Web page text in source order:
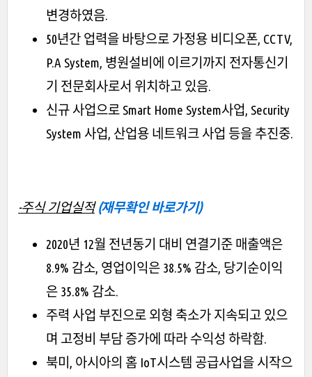
변경하였음.
50년간 업력을 바탕으로 가정용 비디오폰, CCTV,
P.A System, 병원설비에 이르기까지 전자통신기
기 전문회사로서 위치하고 있음.
신규 사업으로 Smart Home System사업, Security
System 사업, 산업용 네트워크 사업 등을 추진중.
-주식 기업실적 (재무확인 바로가기)
2020년 12월 전년동기 대비 연결기준 매출액은
8.9% 감소, 영업이익은 38.5% 감소, 당기순이익
은 35.8% 감소.
주력 사업 부진으로 외형 축소가 지속되고 있으
며 고정비 부담 증가에 따라 수익성 하락함.
북미, 아시아의 홈 IoT시스템 공급사업을 시작으